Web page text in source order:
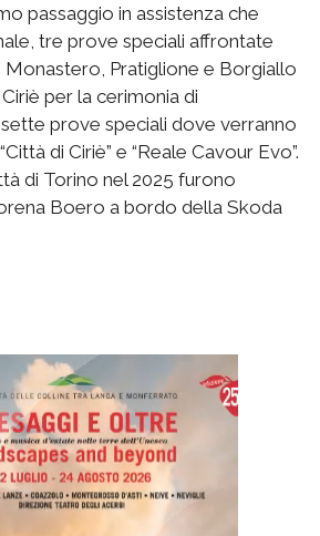
passaggio in assistenza che
tre prove speciali affrontate
Pratiglione e Borgiallo
per la cerimonia di
prove speciali dove verranno
di Ciriè” e “Reale Cavour Evo”.
di Torino nel 2025 furono
Boero a bordo della Skoda